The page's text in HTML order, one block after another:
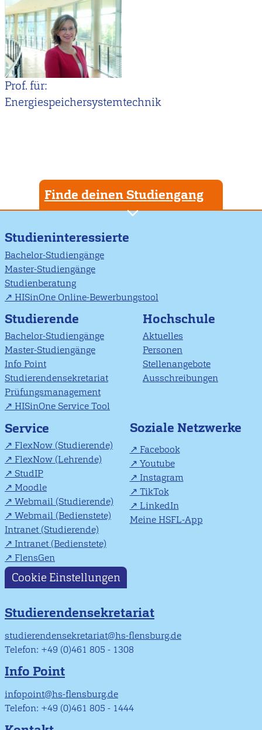
Prof. für:
Energiespeichersystemtechnik
Finde deinen Studiengang
Studieninteressierte
Bachelor-Studiengänge
Master-Studiengänge
Studienberatung
HISinOne Online-Bewerbungstool
Studierende
Bachelor-Studiengänge
Master-Studiengänge
Info Point
Studierendensekretariat
Prüfungsmanagement
HISinOne Service Tool
Hochschule
Aktuelles
Personen
Stellenangebote
Ausschreibungen
Service
FlexNow (Studierende)
FlexNow (Lehrende)
StudIP
Moodle
Webmail (Studierende)
Webmail (Bedienstete)
Intranet (Studierende)
Intranet (Bedienstete)
FlensGen
Soziale Netzwerke
Facebook
Youtube
Instagram
TikTok
LinkedIn
Meine HSFL-App
Cookie Einstellungen
Studierendensekretariat
studierendensekretariat@hs-flensburg.de
Telefon: +49 (0)461 805 - 1308
Info Point
infopoint@hs-flensburg.de
Telefon: +49 (0)461 805 - 1444